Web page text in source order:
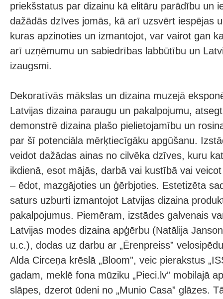
priekšstatus par dizainu kā elitāru parādību un
dažādās dzīves jomās, kā arī uzsvērt iespējas
kuras apzinoties un izmantojot, var vairot gan
arī uzņēmumu un sabiedrības labbūtību un
izaugsmi.
Dekoratīvās mākslas un dizaina muzejā
Latvijas dizaina paraugu un pakalpojumu,
demonstrē dizaina plašo pielietojamību un
par šī potenciāla mērķtiecīgāku apgūšanu.
veidot dažādas ainas no cilvēka dzīves, kuru
ikdienā, esot mājās, darbā vai kustībā vai
– ēdot, mazgājoties un ģērbjoties. Estetizēta
saturs uzburti izmantojot Latvijas dizaina
pakalpojumus. Piemēram, izstādes galvenais
Latvijas modes dizaina apģērbu (Natālija
u.c.), dodas uz darbu ar „Ērenpreiss”
Alda Circeņa krēslā „Bloom”, veic pierakstus
gadam, meklē fona mūziku „Pieci.lv” mobilajā
slāpes, dzerot ūdeni no „Munio Casa” glāzes.